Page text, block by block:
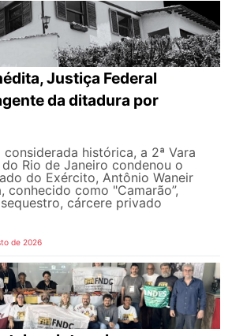
Justiça Federal
da ditadura por
considerada histórica, a 2ª Vara
Rio de Janeiro condenou o
do Exército, Antônio Waneir
conhecido como "Camarão”,
cárcere privado
de 2026